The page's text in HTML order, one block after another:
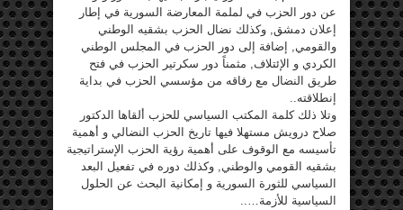
عن دور الحزب في لملمة المعارضة السورية في إطار
إعلان دمشق, وكذلك نضال الحزب بشقيه الوطني
والقومي, إضافة إلى دور الحزب في المجلس الوطني
الكردي و الإئتلاف, مثمناً دور سكرتير الحزب في فتح
طريق النضال مع رفاقه من مؤسسي الحزب في بداية
إنطلاقته..
وتلا ذلك كلمة المكتب السياسي للحزب ألقاها الدكتور
صلاح درويش مستهلا فيها تاريخ الحزب النضالي و أهمية
تأسيسه مع الوقوف على أهمية رؤية الحزب الإستراتيجية
بشقيه القومي والوطني, وكذلك دوره في تفعيل البعد
السياسي للثورة السورية و إمكانية البحث عن الحلول
السياسية للأزمة…..